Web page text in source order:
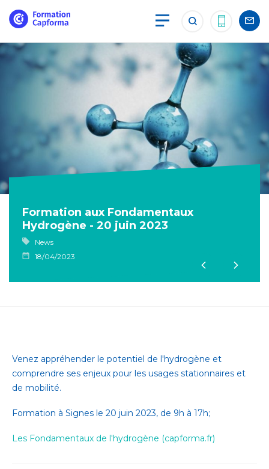
Formation aux Fondamentaux
Hydrogène - 20 juin 2023
News
18/04/2023
Venez appréhender le potentiel de l'hydrogène et
comprendre ses enjeux pour les usages stationnaires et
de mobilité.
Formation à Signes le 20 juin 2023, de 9h à 17h;
Les Fondamentaux de l'hydrogène (capforma.fr)